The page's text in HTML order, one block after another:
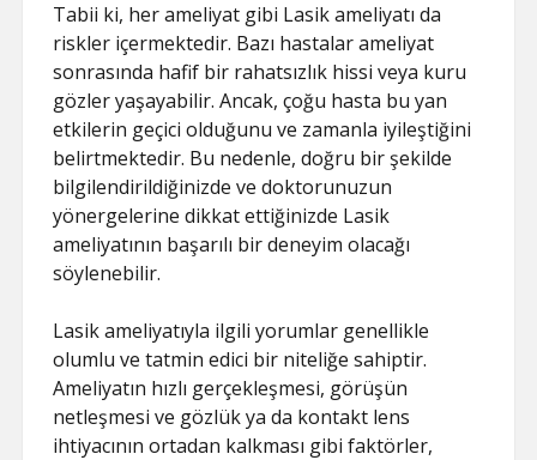
Tabii ki, her ameliyat gibi Lasik ameliyatı da
riskler içermektedir. Bazı hastalar ameliyat
sonrasında hafif bir rahatsızlık hissi veya kuru
gözler yaşayabilir. Ancak, çoğu hasta bu yan
etkilerin geçici olduğunu ve zamanla iyileştiğini
belirtmektedir. Bu nedenle, doğru bir şekilde
bilgilendirildiğinizde ve doktorunuzun
yönergelerine dikkat ettiğinizde Lasik
ameliyatının başarılı bir deneyim olacağı
söylenebilir.
Lasik ameliyatıyla ilgili yorumlar genellikle
olumlu ve tatmin edici bir niteliğe sahiptir.
Ameliyatın hızlı gerçekleşmesi, görüşün
netleşmesi ve gözlük ya da kontakt lens
ihtiyacının ortadan kalkması gibi faktörler,